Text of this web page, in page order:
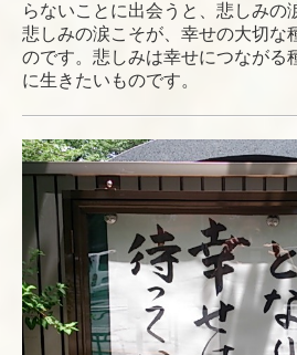
らないことに出会うと、悲しみの
悲しみの涙こそが、幸せの大切な
のです。悲しみは幸せにつながる
に生きたいものです。